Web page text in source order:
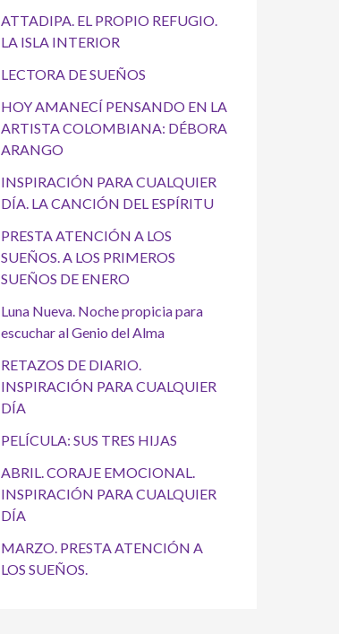
ATTADIPA. EL PROPIO REFUGIO.
LA ISLA INTERIOR
LECTORA DE SUEÑOS
HOY AMANECÍ PENSANDO EN LA
ARTISTA COLOMBIANA: DÉBORA
ARANGO
INSPIRACIÓN PARA CUALQUIER
DÍA. LA CANCIÓN DEL ESPÍRITU
PRESTA ATENCIÓN A LOS
SUEÑOS. A LOS PRIMEROS
SUEÑOS DE ENERO
Luna Nueva. Noche propicia para
escuchar al Genio del Alma
RETAZOS DE DIARIO.
INSPIRACIÓN PARA CUALQUIER
DÍA
PELÍCULA: SUS TRES HIJAS
ABRIL. CORAJE EMOCIONAL.
INSPIRACIÓN PARA CUALQUIER
DÍA
MARZO. PRESTA ATENCIÓN A
LOS SUEÑOS.